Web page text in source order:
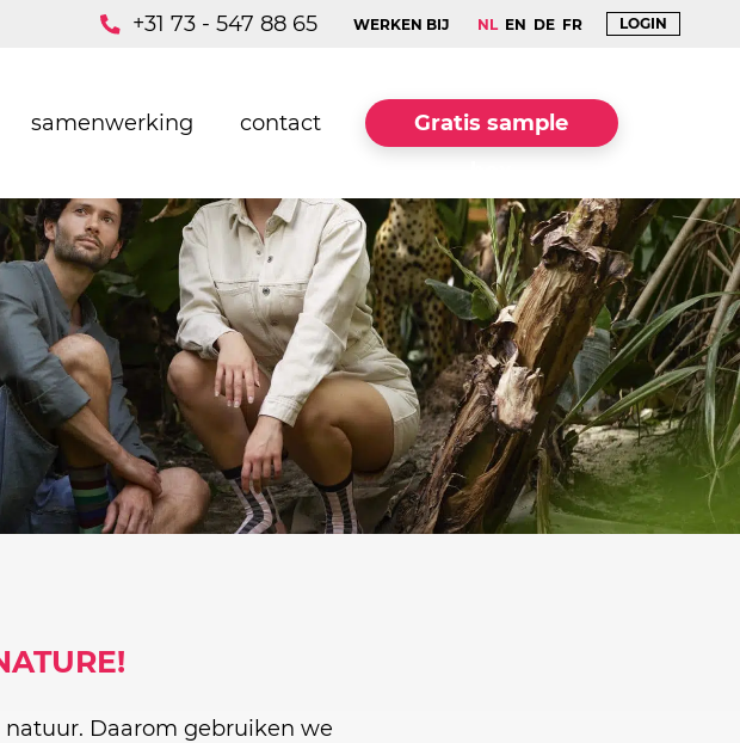
+31 73 - 547 88 65 WERKEN BIJ NL EN DE FR LOGIN
samenwerking contact
Gratis sample
Daarom gebruiken we